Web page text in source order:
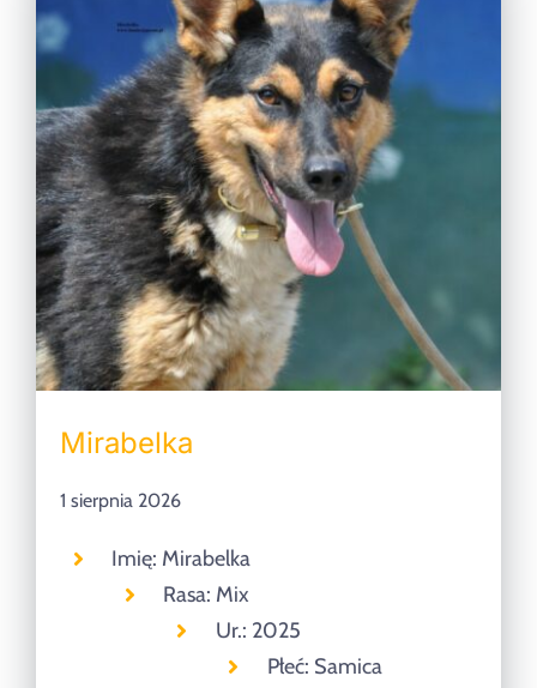
Mirabelka
1 sierpnia 2026
Imię: Mirabelka
Rasa: Mix
Ur.: 2025
Płeć: Samica